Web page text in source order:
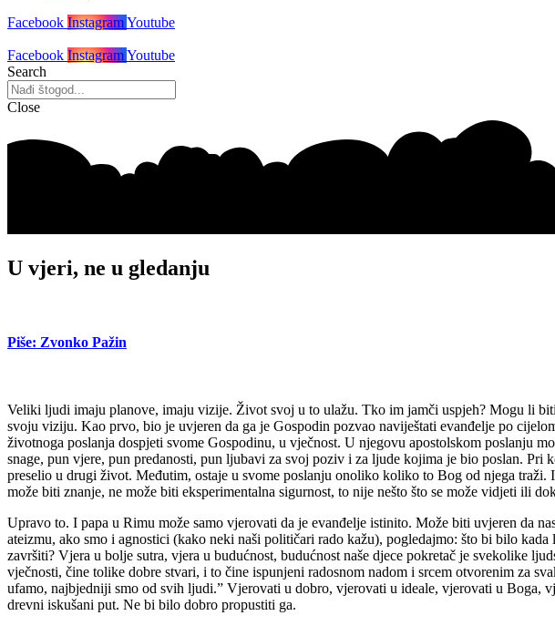
Facebook InstagramYoutube
Facebook InstagramYoutube
Search
Close
U vjeri, ne u gledanju
Piše: Zvonko Pažin
Veliki ljudi imaju planove, imaju vizije. Život svoj u to ulažu. Tko im jamči uspjeh? Mogu li
svoju viziju. Kao prvo, bio je uvjeren da ga je Gospodin pozvao naviještati evanđelje po
životnoga poslanja dospjeti svome Gospodinu, u vječnost. U njegovu apostolskom poslanju
snage, pun vjere, pun predanosti, pun ljubavi za svoj poziv i za ljude kojima je bio poslan. Pri
preselio u drugi život. Međutim, ostaje u svome poslanju onoliko koliko to Bog od njega
može biti znanje, ne može biti eksperimentalna sigurnost, to nije nešto što se može vidjeti ili
Upravo to. I papa u Rimu može samo vjerovati da je evanđelje istinito. Može biti uvjeren da
ateizmu, ako smo i agnostici (kako neki naši političari rado kažu), pogledajmo: što bi bilo
završiti? Vjera u bolje sutra, vjera u budućnost, budućnost naše djece pokretač je svekolike
vječnosti, čine tolike dobre stvari, i to čine ispunjeni radosnom nadom i srcem otvorenim za
ufamo, najbjedniji smo od svih ljudi.” Vjerovati u dobro, vjerovati u ideale, vjerovati u Boga,
drevni iskušani put. Ne bi bilo dobro propustiti ga.